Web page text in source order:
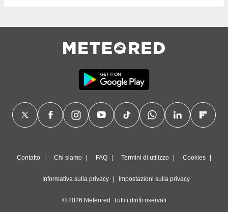
Contatto Chi siamo FAQ Termini di utilizzo Cookies
Informativa sulla privacy Impostazioni sulla privacy
© 2026 Meteored. Tutti i diritti riservati